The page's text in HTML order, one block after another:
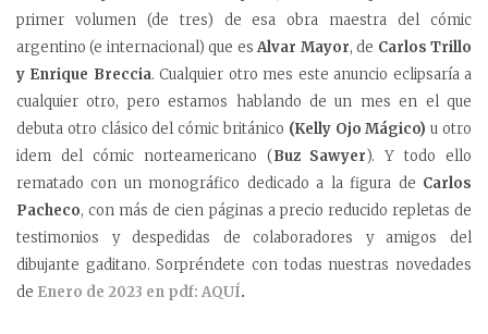
primer volumen (de tres) de esa obra maestra del cómic
argentino (e internacional) que esAlvar Mayor, de Carlos Trillo
y Enrique Breccia. Cualquier otro mes este anuncio eclipsaría a
cualquier otro, pero estamos hablando de un mes en el que
debuta otro clásico del cómic británico (Kelly Ojo Mágico) u otro
idem del cómic norteamericano (Buz Sawyer). Y todo ello
rematado con un monográfico dedicado a la figura de Carlos
Pacheco, con más de cien páginas a precio reducido repletas de
testimonios y despedidas de colaboradores y amigos del
dibujante gaditano. Sorpréndete con todas nuestras novedades
de Enero de 2023 en pdf: AQUÍ.